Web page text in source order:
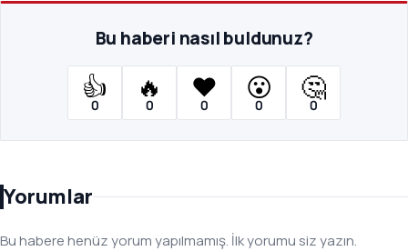
Bu haberi nasıl buldunuz?
👍
0
🔥
0
❤️
0
😮
0
🤔
0
Yorumlar
Bu habere henüz yorum yapılmamış. İlk yorumu siz yazın.